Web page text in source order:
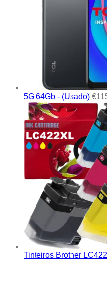
5G 64Gb - (Usado) €
Tinteiros Brother